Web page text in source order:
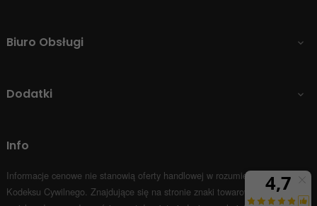
Biuro Obsługi 
Dodatki 
Info
Informacje cenowe nie stanowią oferty handlowej w rozumieniu Art.66 par.1
Kodeksu Cywilnego. Znajdujące się na stronie znaki towarowe i nazwy firm